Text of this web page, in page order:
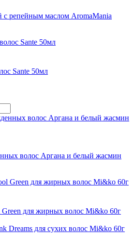
репейным маслом AromaMania
Sante 50мл
волос Аргана и белый жасмин
для жирных волос Mi&ko 60г